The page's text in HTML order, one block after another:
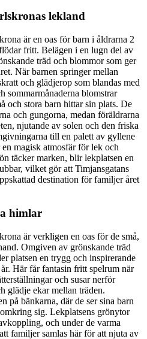
lekland
är en oas för barn i åldrarna 2
fritt. Belägen i en lugn del av
träd och blommor som ger
När barnen springer mellan
och glädjerop som blandas med
sommarmånaderna blomstrar
och stora barn hittar sin plats. De
och gungorna, medan föräldrarna
njutande av solen och den friska
till en palett av gyllene
magisk atmosfär för lek och
täcker marken, blir lekplatsen en
vilket gör att Timjansgatans
destination för familjer året
himlar
är verkligen en oas för de små,
Omgiven av grönskande träd
platsen en trygg och inspirerande
Här får fantasin fritt spelrum när
och susar nerför
glädje ekar mellan träden.
på bänkarna, där de ser sina barn
sig. Lekplatsens grönytor
och under de varma
familjer samlas här för att njuta av